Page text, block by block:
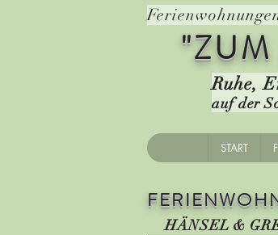
Ruhe,
auf der
START
HÄNSEL &